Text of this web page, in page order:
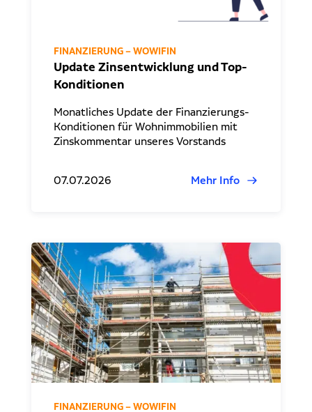
FINANZIERUNG – WOWIFIN
Update Zinsentwicklung und Top-
Konditionen
Monatliches Update der Finanzierungs-
Konditionen für Wohnimmobilien mit
Zinskommentar unseres Vorstands
07.07.2026 Mehr Info
FINANZIERUNG – WOWIFIN